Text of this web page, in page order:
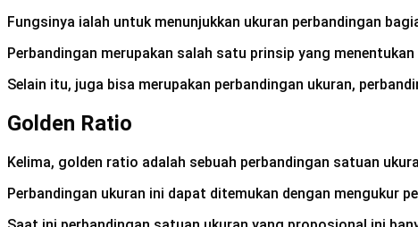
Fungsinya ialah untuk menunjukkan ukuran perbandingan
Perbandingan merupakan salah satu prinsip yang
Selain itu, juga bisa merupakan perbandingan ukuran,
Golden Ratio
Kelima, golden ratio adalah sebuah perbandingan satuan
Perbandingan ukuran ini dapat ditemukan dengan mengukur